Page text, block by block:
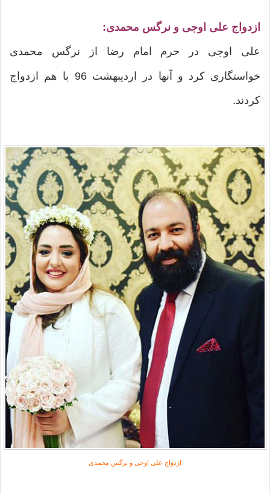
ازدواج علی اوجی و نرگس محمدی:
علی اوجی در حرم امام رضا از نرگس محمدی
خواستگاری کرد و آنها در اردیبهشت 96 با هم ازدواج
کردند.
ازدواج علی اوجی و نرگس محمدی